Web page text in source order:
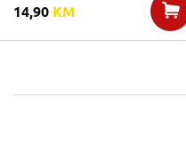
14,90 KM